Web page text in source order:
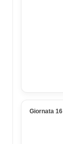
Giornata 16